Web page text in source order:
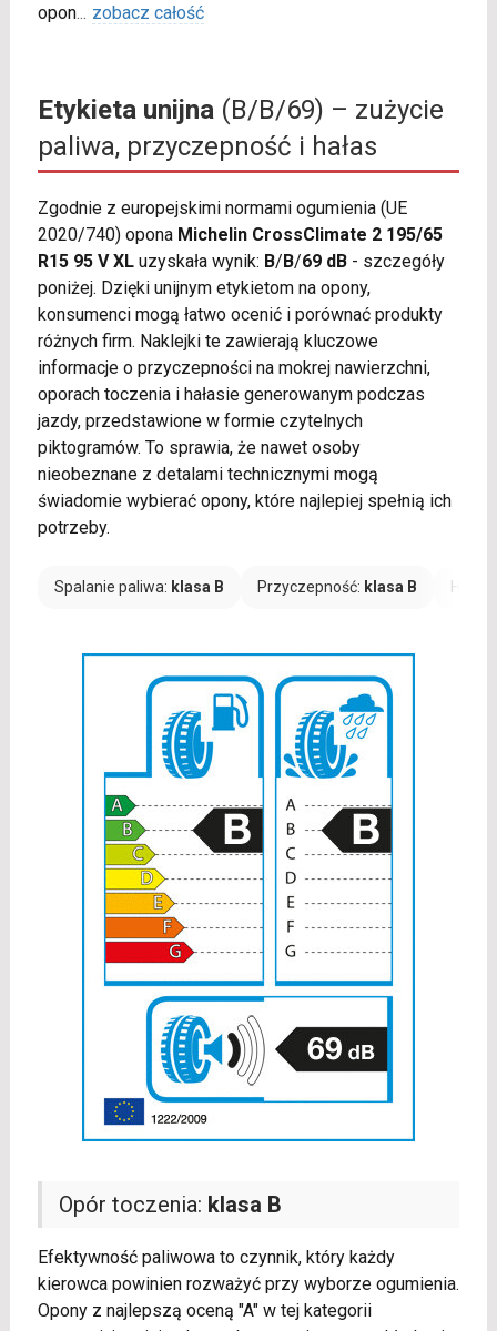
opon... zobacz całość
Etykieta unijna(B/B/69) – zużycie
paliwa, przyczepność i hałas
Zgodnie z europejskimi normami ogumienia (UE
2020/740) opona Michelin CrossClimate 2 195/65
R15 95 V XLuzyskała wynik: B/B/69 dB- szczegóły
poniżej. Dzięki unijnym etykietom na opony,
konsumenci mogą łatwo ocenić i porównać produkty
różnych firm. Naklejki te zawierają kluczowe
informacje o przyczepności na mokrej nawierzchni,
oporach toczenia i hałasie generowanym podczas
jazdy, przedstawione w formie czytelnych
piktogramów. To sprawia, że nawet osoby
nieobeznane z detalami technicznymi mogą
świadomie wybierać opony, które najlepiej spełnią ich
potrzeby.
Spalanie paliwa: klasa B Przyczepność: klasa B Hałas:
Opór toczenia: klasa B
Efektywność paliwowa to czynnik, który każdy
kierowca powinien rozważyć przy wyborze ogumienia.
Opony z najlepszą oceną "A" w tej kategorii